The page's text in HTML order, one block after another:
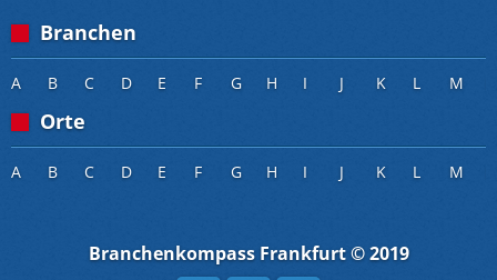
Branchen
A B C D E F G H I J K L M
Orte
A B C D E F G H I J K L M
Branchenkompass Frankfurt © 2019